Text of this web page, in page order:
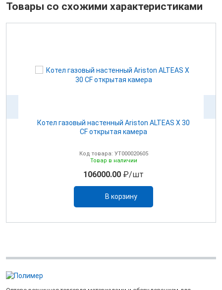
Товары со схожими характеристиками
Котел газовый настенный Ariston ALTEAS Х 30
CF открытая камера
Код товара: УТ000020605
Товар в наличии
106000.00 ₽/шт
В корзину